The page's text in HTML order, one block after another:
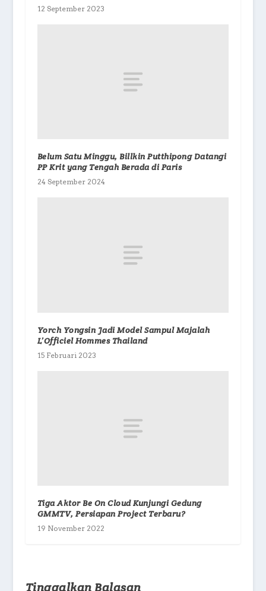
12 September 2023
Belum Satu Minggu, Billkin Putthipong Datangi
PP Krit yang Tengah Berada di Paris
24 September 2024
Yorch Yongsin Jadi Model Sampul Majalah
L’Officiel Hommes Thailand
15 Februari 2023
Tiga Aktor Be On Cloud Kunjungi Gedung
GMMTV, Persiapan Project Terbaru?
19 November 2022
Tinggalkan Balasan